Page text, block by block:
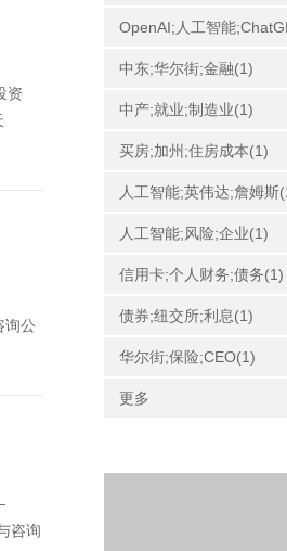
资
询公
咨询
OpenAI;人工智能
中东;华尔街;金融(1)
中产;就业;制造业(1)
买房;加州;住房成本(1)
人工智能;英伟达;詹姆斯
人工智能;风险;企业(1)
信用卡;个人财务;债务(1)
债券;纽交所;利息(1)
华尔街;保险;CEO(1)
更多